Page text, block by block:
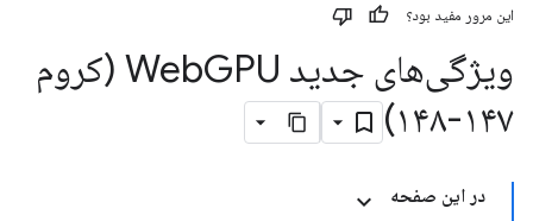
این مرور مفید بود؟
ویژگی‌های جدید Web
GPU (کروم
۱۴۷-۱۴۸)
در این صفحه